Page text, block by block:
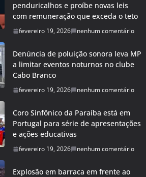
penduricalhos e proíbe novas leis
com remuneração que exceda o teto
fevereiro 19, 2026 nenhum comentário
Denúncia de poluição sonora leva MP
a limitar eventos noturnos no clube
Cabo Branco
fevereiro 19, 2026 nenhum comentário
Coro Sinfônico da Paraíba está em
Portugal para série de apresentações
e ações educativas
fevereiro 19, 2026 nenhum comentário
Explosão em barraca em frente ao